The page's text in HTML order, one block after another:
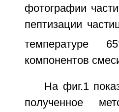
фотографии
пептизации
температуре
компонентов
На фиг.1
полученное